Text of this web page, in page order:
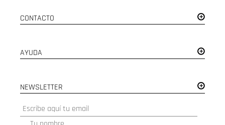
CONTACTO
AYUDA
NEWSLETTER